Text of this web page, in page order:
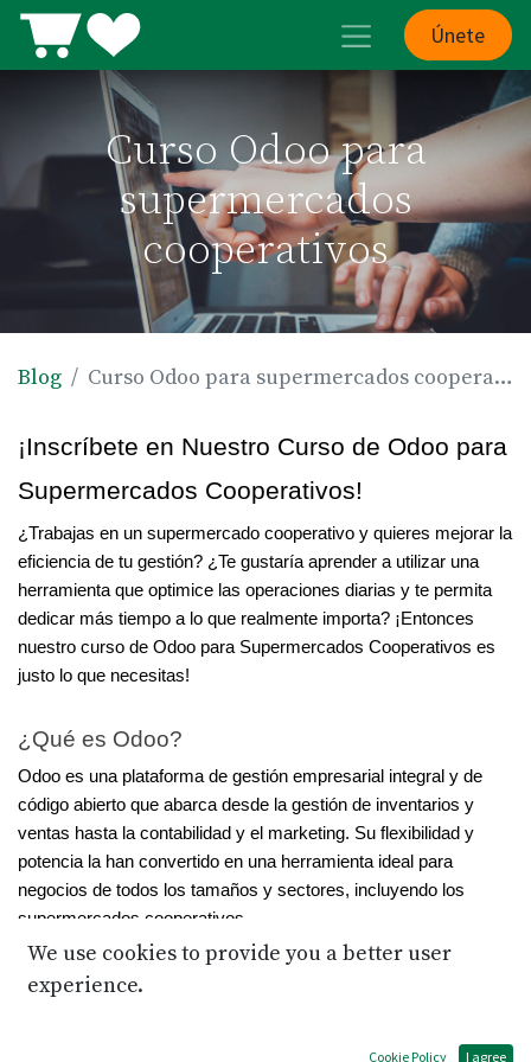
Únete
Curso Odoo para
supermercados
cooperativos
Blog Curso Odoo para supermercados cooperativos
¡Inscríbete en Nuestro Curso de Odoo para
Supermercados Cooperativos!
¿Trabajas en un supermercado cooperativo y quieres mejorar la
eficiencia de tu gestión? ¿Te gustaría aprender a utilizar una
herramienta que optimice las operaciones diarias y te permita
dedicar más tiempo a lo que realmente importa? ¡Entonces
nuestro curso de Odoo para Supermercados Cooperativos es
justo lo que necesitas!
¿Qué es Odoo?
Odoo es una plataforma de gestión empresarial integral y de
código abierto que abarca desde la gestión de inventarios y
ventas hasta la contabilidad y el marketing. Su flexibilidad y
potencia la han convertido en una herramienta ideal para
negocios de todos los tamaños y sectores, incluyendo los
supermercados cooperativos.
¿Por Qué Deberías Tomar Este Curso?
necesidades específicas de los supermercados cooperativos.
We use cookies to provide you a better user
experience.
Cookie Policy I agree